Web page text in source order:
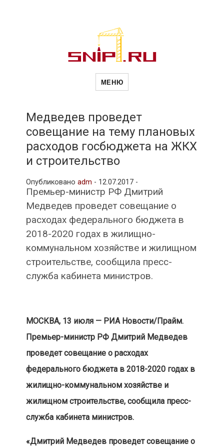
Новости
и
МЕНЮ
Медведев проведет
совещание на тему плановых
расходов госбюджета на ЖКХ
и строительство
Опубликовано adm - 12.07.2017 -
Премьер-министр РФ Дмитрий
Медведев проведет совещание о
расходах федерального бюджета в
2018-2020 годах в жилищно-
коммунальном хозяйстве и жилищном
строительстве, сообщила пресс-
служба кабинета министров.
МОСКВА, 13 июля — РИА Новости/Прайм.
Премьер-министр РФ Дмитрий Медведев
проведет совещание о расходах
федерального бюджета в 2018-2020 годах в
жилищно-коммунальном хозяйстве и
жилищном строительстве, сообщила пресс-
служба кабинета министров.
«Дмитрий Медведев проведет совещание о